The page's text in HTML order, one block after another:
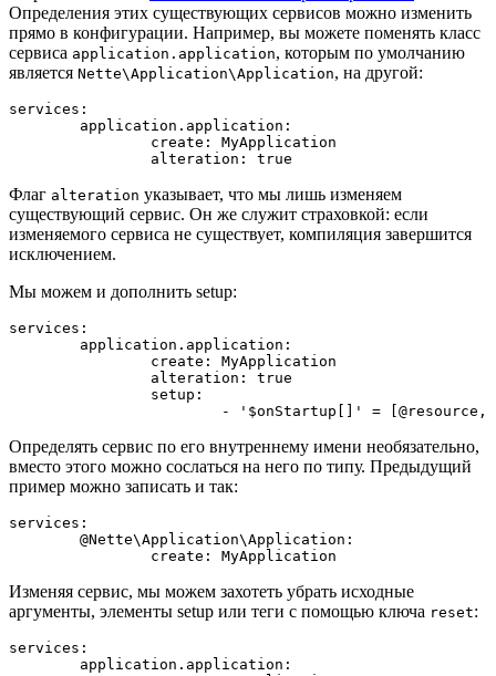
Определения этих существующих сервисов можно изменить
прямо в конфигурации. Например, вы можете поменять класс
сервиса application.application, которым по умолчанию
является Nette\Application\Application, на другой:
services:
Флаг alteration указывает, что мы лишь изменяем
существующий сервис. Он же служит страховкой: если
изменяемого сервиса не существует, компиляция завершится
исключением.
Мы можем и дополнить setup:
services:
Определять сервис по его внутреннему имени необязательно,
вместо этого можно сослаться на него по типу. Предыдущий
пример можно записать и так:
services:
Изменяя сервис, мы можем захотеть убрать исходные
аргументы, элементы setup или теги с помощью ключа reset:
services: